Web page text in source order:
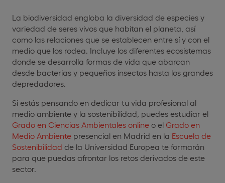
La biodiversidad engloba la diversidad de especies y
variedad de seres vivos que habitan el planeta, así
como las relaciones que se establecen entre sí y con el
medio que los rodea. Incluye los diferentes ecosistemas
donde se desarrolla formas de vida que abarcan
desde bacterias y pequeños insectos hasta los grandes
depredadores.
Si estás pensando en dedicar tu vida profesional al
medio ambiente y la sostenibilidad, puedes estudiar el
Grado en Ciencias Ambientales online o el Grado en
Medio Ambiente presencial en Madrid en la Escuela de
Sostenibilidad de la Universidad Europea te formarán
para que puedas afrontar los retos derivados de este
sector.